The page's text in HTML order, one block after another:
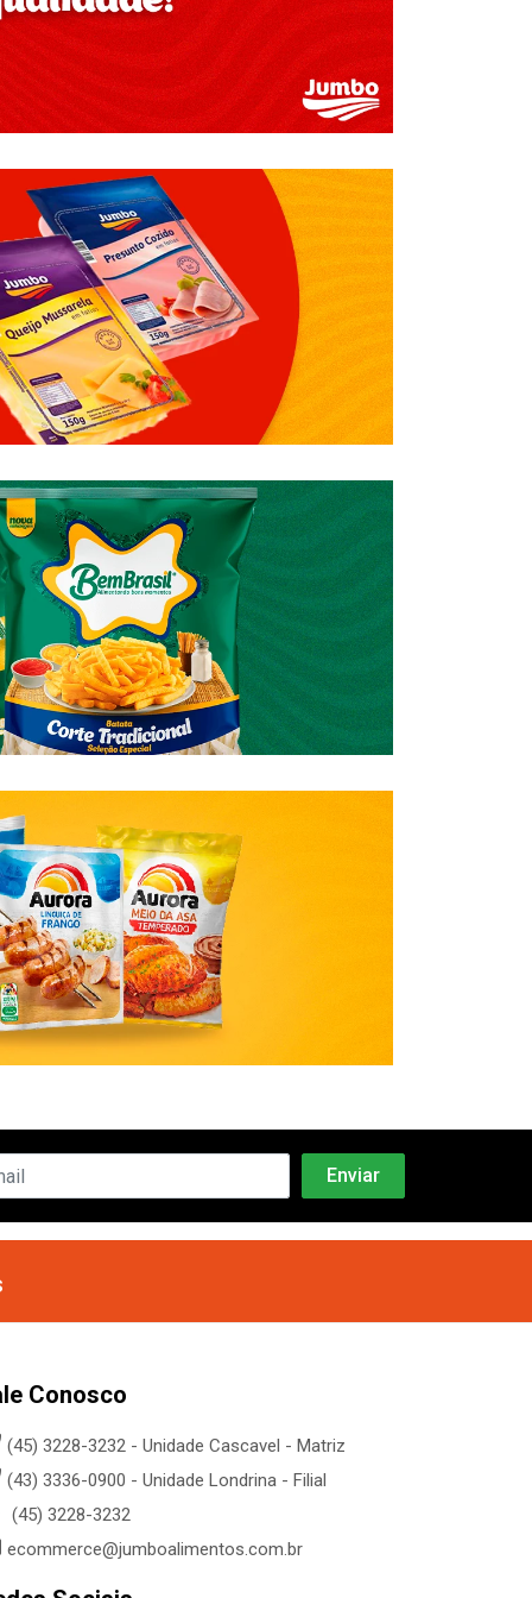
Conosco
(45) 3228-3232 - Unidade Cascavel - Matriz
(43) 3336-0900 - Unidade Londrina - Filial
(45) 3228-3232
ecommerce@jumboalimentos.com.br